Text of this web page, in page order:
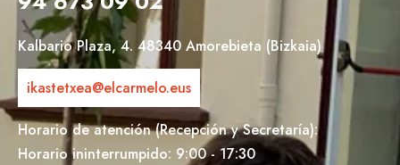
Kalbario Plaza, 4. 48340 Amorebieta (Bizkaia)
ikastetxea@elcarmelo.eus
Horario de atención (Recepción y Secretaría):
Horario ininterrumpido: 9:00 - 17:30